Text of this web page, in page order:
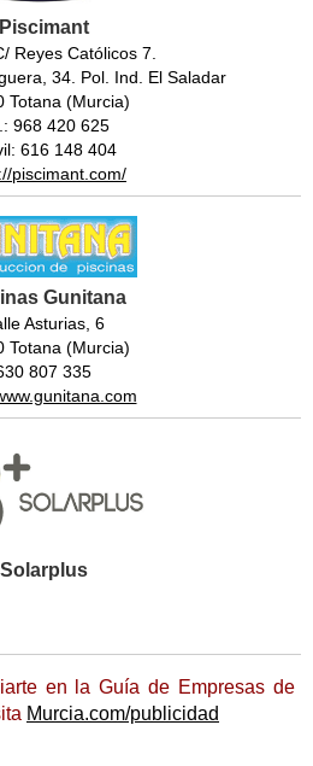
Piscimant
Reyes Católicos 7.
34. Pol. Ind. El Saladar
Totana (Murcia)
968 420 625
616 148 404
piscimant.com/
Gunitana
Asturias, 6
Totana (Murcia)
807 335
Solarplus
en la Guía de Empresas de
Murcia.com/publicidad